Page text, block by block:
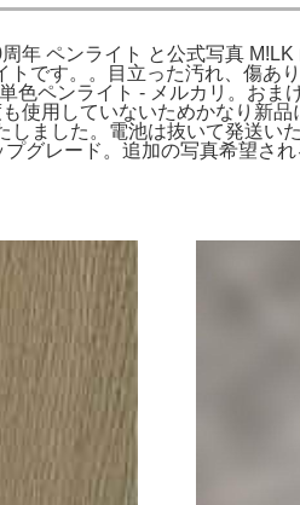
ペンライト と公式写真
です。。目立った汚れ、傷
色ペンライト - メルカリ。お
使用していないためかなり
た。電池は抜いて発送いた
レード。追加の写真希望さ